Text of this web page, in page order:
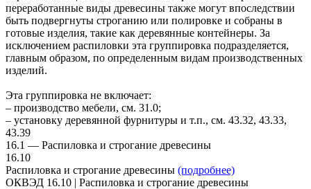
переработанные виды древесины также могут впоследствии
быть подвергнуты строганию или полировке и собраны в
готовые изделия, такие как деревянные контейнеры. За
исключением распиловки эта группировка подразделяется,
главным образом, по определенным видам производственных
изделий.
Эта группировка не включает:
– производство мебели, см. 31.0;
– установку деревянной фурнитуры и т.п., см. 43.32, 43.33,
43.39
16.1 — Распиловка и строгание древесины
16.10
Распиловка и строгание древесины (подробнее)
ОКВЭД 16.10 | Распиловка и строгание древесины